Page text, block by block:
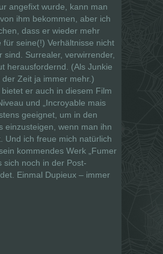
angefixt wurde, kann man
ihm bekommen, aber ich
dass er wieder mehr
für seine(!) Verhältnisse nicht
sind. Surrealer, verwirrender,
herausfordernd. (Als Junkie
Zeit ja immer mehr.)
er auch in diesem Film
und „Incroyable mais
geeignet, um in den
einzusteigen, wenn man ihn
Und ich freue mich natürlich
kommendes Werk „Fumer
sich noch in der Post-
Einmal Dupieux – immer